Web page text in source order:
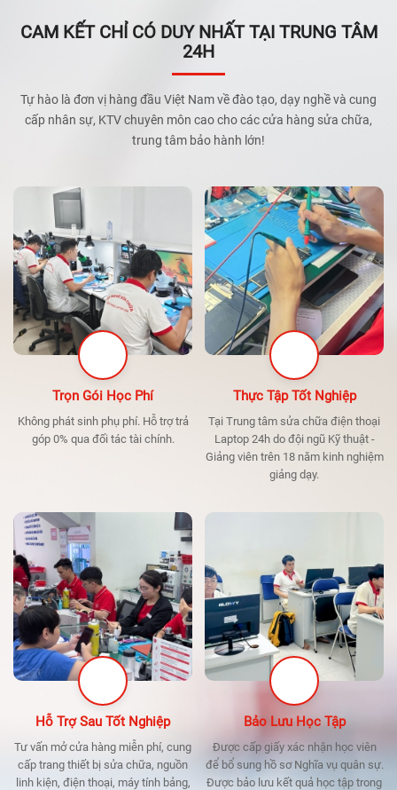
CAM KẾT CHỈ CÓ DUY NHẤT TẠI TRUNG TÂM
24H
Tự hào là đơn vị hàng đầu Việt Nam về đào tạo, dạy nghề và cung
cấp nhân sự, KTV chuyên môn cao cho các cửa hàng sửa chữa,
trung tâm bảo hành lớn!
Trọn Gói Học Phí
Không phát sinh phụ phí. Hỗ trợ trả
góp 0% qua đối tác tài chính.
Thực Tập Tốt Nghiệp
Tại Trung tâm sửa chữa điện thoại
Laptop 24h do đội ngũ Kỹ thuật -
Giảng viên trên 18 năm kinh nghiệm
giảng dạy.
Hỗ Trợ Sau Tốt Nghiệp
Tư vấn mở cửa hàng miễn phí, cung
cấp trang thiết bị sửa chữa, nguồn
linh kiện, điện thoại, máy tính bảng,
Bảo Lưu Học Tập
Được cấp giấy xác nhận học viên
để bổ sung hồ sơ Nghĩa vụ quân sự.
Được bảo lưu kết quả học tập trong